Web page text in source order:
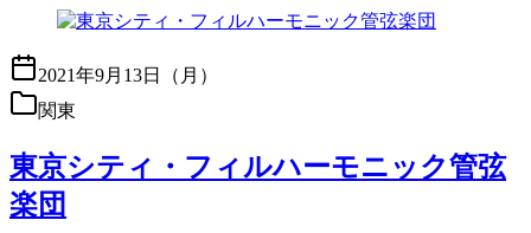
2021年9月13日（月）
関東
東京シティ・フィルハーモニック管弦
楽団